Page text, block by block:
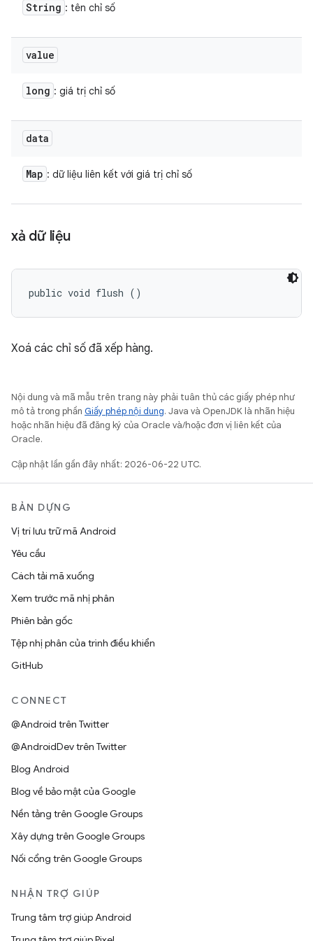
String : tên chỉ số
value
long : giá trị chỉ số
data
Map : dữ liệu liên kết với giá trị chỉ số
xả dữ liệu
public void flush ()
Xoá các chỉ số đã xếp hàng.
Nội dung và mã mẫu trên trang này phải tuân thủ các giấy phép như
mô tả trong phần Giấy phép nội dung. Java và OpenJDK là nhãn hiệu
hoặc nhãn hiệu đã đăng ký của Oracle và/hoặc đơn vị liên kết của
Oracle.
Cập nhật lần gần đây nhất: 2026-06-22 UTC.
BẢN DỰNG
Vị trí lưu trữ mã Android
Yêu cầu
Cách tải mã xuống
Xem trước mã nhị phân
Phiên bản gốc
Tệp nhị phân của trình điều khiển
GitHub
CONNECT
@Android trên Twitter
@AndroidDev trên Twitter
Blog Android
Blog về bảo mật của Google
Nền tảng trên Google Groups
Xây dựng trên Google Groups
Nối cổng trên Google Groups
NHẬN TRỢ GIÚP
Trung tâm trợ giúp Android